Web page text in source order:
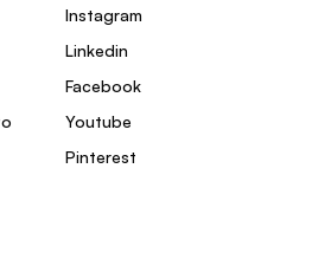
Instagram
Linkedin
Facebook
Youtube
Pinterest